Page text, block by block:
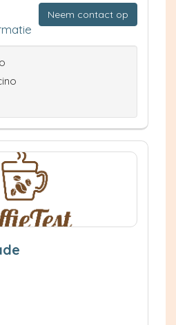
Neem contact op